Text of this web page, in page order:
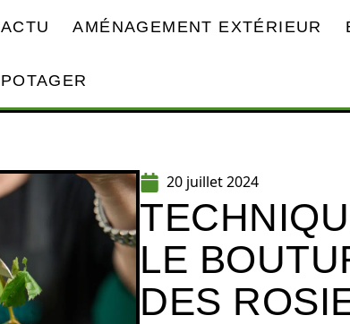
ACTU AMÉNAGEMENT EXTÉRIEUR
POTAGER
20 juillet 2024
LE
DES